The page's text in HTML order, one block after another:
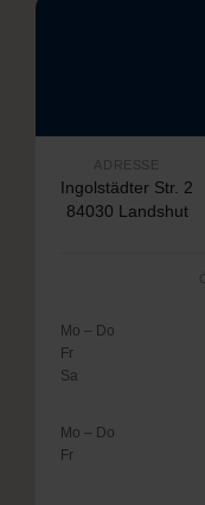
ADRESSE
Ingolstädter Str. 2
84030 Landshut
Mo – Do
Fr
Sa
Mo – Do
Fr